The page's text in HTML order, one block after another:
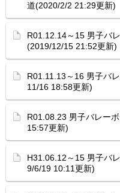
道(2020/2/2 21:29更新)
R01.12.14～15 男子バ
(2019/12/15 21:52更新)
R01.11.13～16 男子バ
11/16 18:58更新)
R01.08.23 男子バレー
15:57更新)
H31.06.12～15 男子バ
9/6/19 10:11更新)